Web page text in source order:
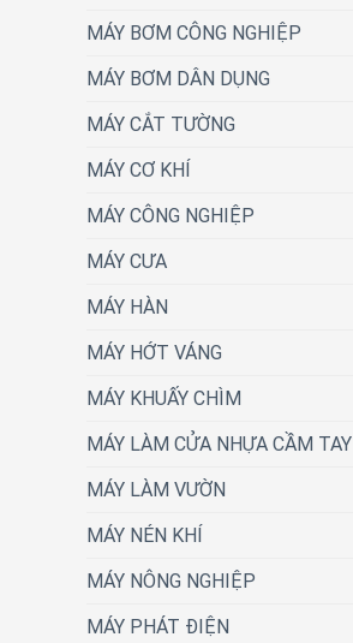
MÁY BƠM CÔNG NGHIỆP
MÁY BƠM DÂN DỤNG
MÁY CẮT TƯỜNG
MÁY CƠ KHÍ
MÁY CÔNG NGHIỆP
MÁY CƯA
MÁY HÀN
MÁY HỚT VÁNG
MÁY KHUẤY CHÌM
MÁY LÀM CỬA NHỰA CẦM TAY
MÁY LÀM VƯỜN
MÁY NÉN KHÍ
MÁY NÔNG NGHIỆP
MÁY PHÁT ĐIỆN